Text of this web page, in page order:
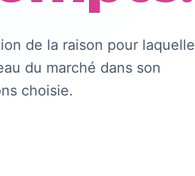
de la raison pour laquelle
du marché dans son
choisie.